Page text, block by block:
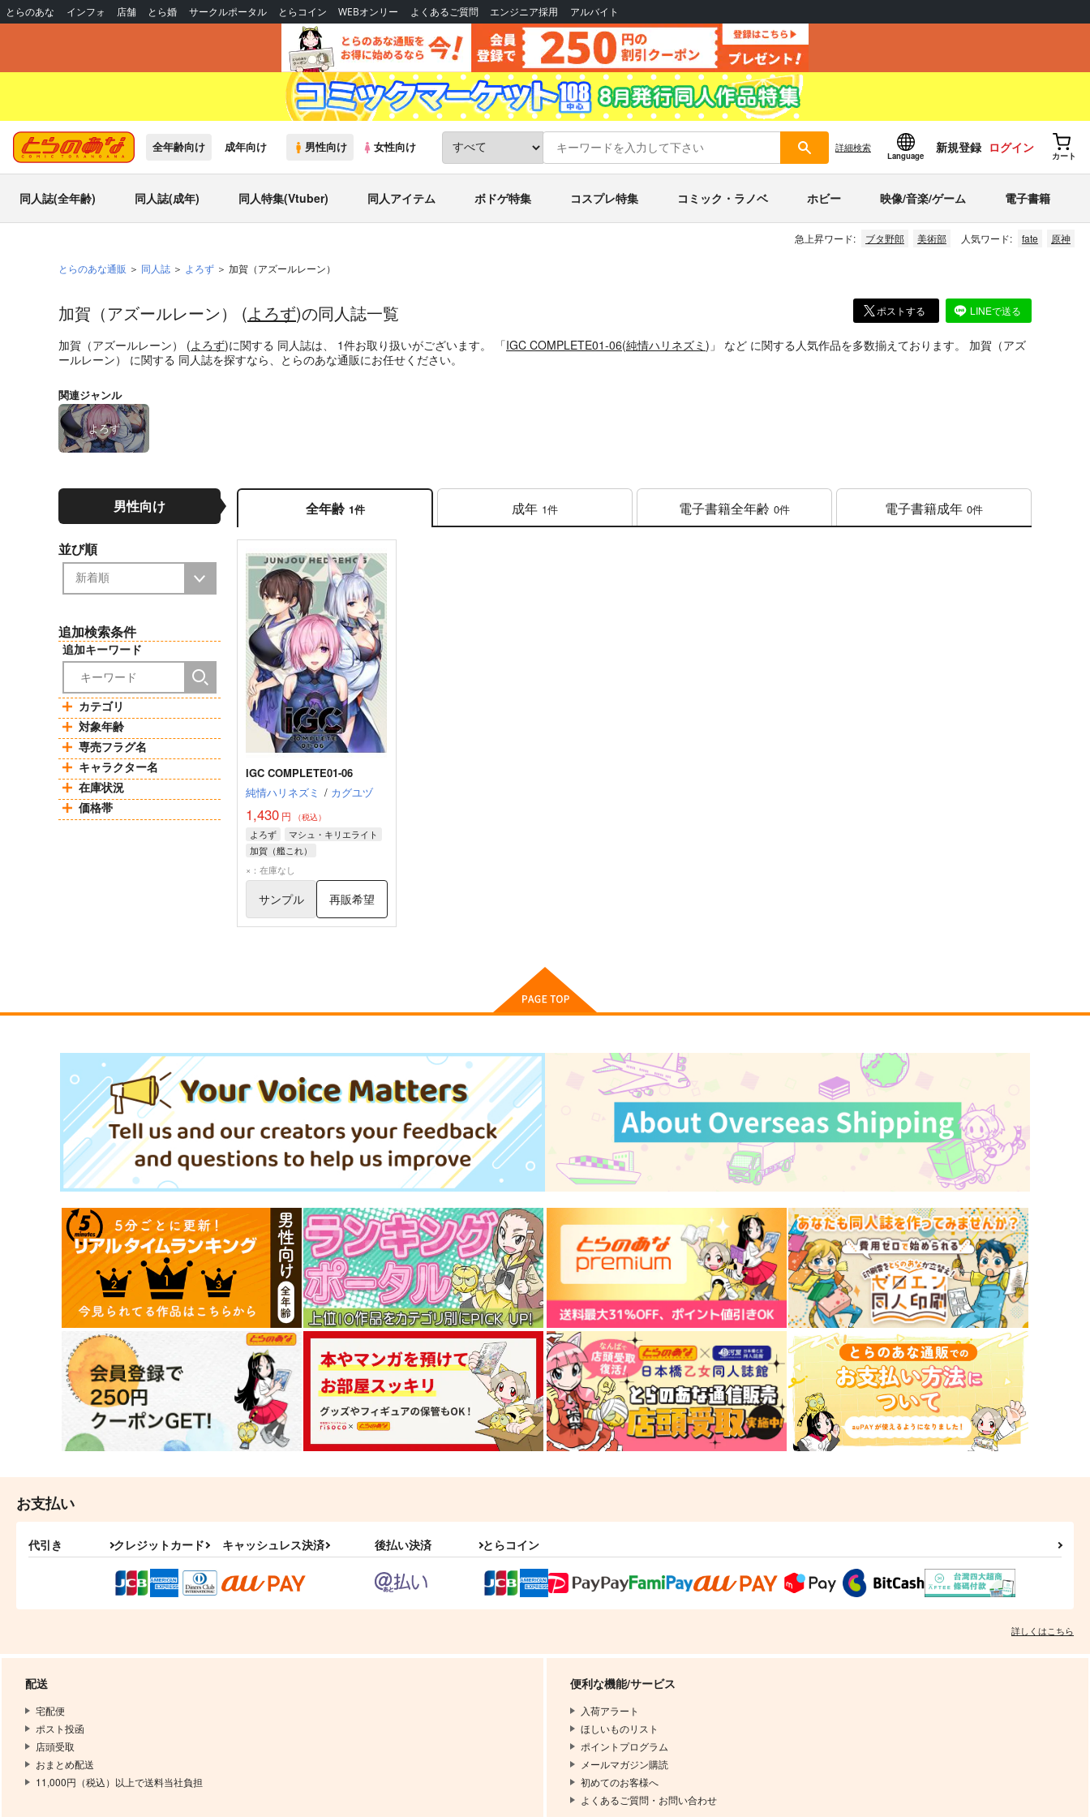
とらのあな インフォ 店舗 とら婚 サークルポータル とらコイン WEBオンリー よくあるご質問 エンジニア採用 アルバイト
全年齢向け 成年向け 男性向け 女性向け 詳細検索
Language
新規登録 ログイン
カート
同人誌(全年齢) 同人誌(成年) 同人特集(Vtuber) 同人アイテム ボドゲ特集 コスプレ特集 コミック・ラノベ ホビー 映像/音楽/ゲーム 電子書籍
急上昇ワード: ブタ野郎 美術部 人気ワード: fate 原神
とらのあな通販 同人誌 よろず 加賀（アズールレーン）
ポストする LINEで送る
加賀（アズールレーン） (よろず)の同人誌一覧
加賀（アズールレーン） (よろず)に関する 同人誌は、 1件お取り扱いがございます。 「IGC COMPLETE01-06(純情ハリネズミ )」 など に関する人気作品を多数揃えております。 加賀（アズ
ールレーン） に関する 同人誌を探すなら、とらのあな通販にお任せください。
関連ジャンル
よろず
男性向け
並び順
追加検索条件
追加キーワード
カテゴリ
対象年齢
専売フラグ名
キャラクター名
在庫状況
価格帯
全年齢 1件 成年 1件 電子書籍全年齢 0件 電子書籍成年 0件
IGC COMPLETE01-06
純情ハリネズミ / カグユヅ
1,430 円 （税込）
よろず
マシュ・キリエライト
加賀（艦これ）
加賀（アズールレーン）
×：在庫なし
サンプル 再販希望
お支払い
代引き クレジットカード キャッシュレス決済 後払い決済 とらコイン
詳しくはこちら
配送
宅配便
ポスト投函
店頭受取
おまとめ配送
11,000円（税込）以上で送料当社負担
便利な機能/サービス
入荷アラート
ほしいものリスト
ポイントプログラム
メールマガジン購読
初めてのお客様へ
よくあるご質問・お問い合わせ